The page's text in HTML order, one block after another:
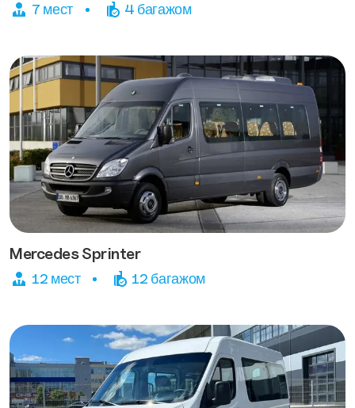
7 мест 4 багажом
Mercedes Sprinter
12 мест 12 багажом